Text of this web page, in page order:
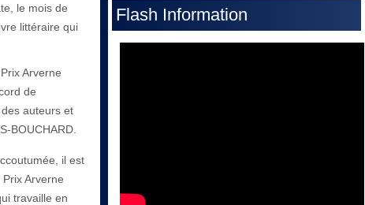
le mois de
littéraire qui
Arverne
de
auteurs et
BOUCHARD.
il est
Arverne
travaille en
Flash Information